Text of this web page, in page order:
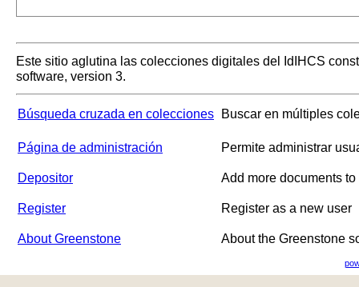
Este sitio aglutina las colecciones digitales del IdIHCS
software, version 3.
Búsqueda cruzada en colecciones Buscar en múltiples
Página de administración Permite administrar
Depositor Add more documents
Register Register as a new user
About Greenstone About the Greenstone